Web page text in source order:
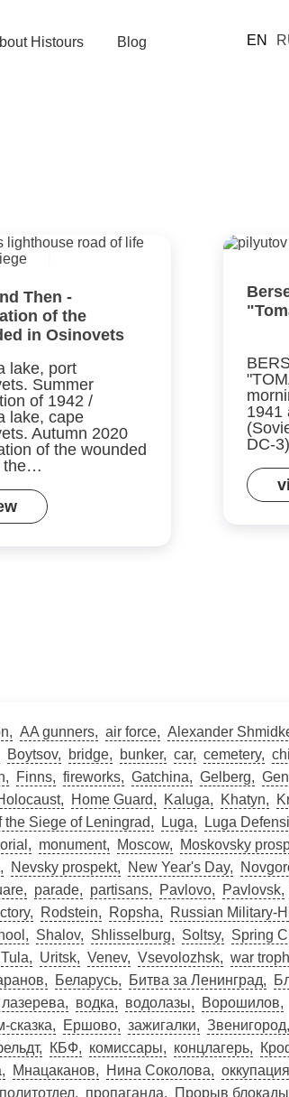
Histours Blog EN
Then -
of the
in Osinovets
lake, port
Summer
of 1942 /
lake, cape
Autumn 2020
of the wounded
the…
1941
DC-
AA gunners air force Alexander
Boytsov bridge bunker car cemetery
Finns fireworks Gatchina Gelberg
Home Guard Kaluga Khatyn
the Siege of Leningrad Luga
Luga
monument Moscow Moskovsky
Nevsky prospekt New Year's Day
parade partisans Pavlovo Pavlovsk
Rodstein Ropsha
Russian Military-
Shalov Shlisselburg Soltsy Spring
Tula Uritsk Venev Vsevolozhsk war
Беларусь Битва за Ленинград
водка водолазы
Ворошилов
сказка Ершово зажигалки Звенигород
КБФ комиссары концлагерь
Мнацаканов Нина Соколова оккупация
политотдел пропаганда Прорыв